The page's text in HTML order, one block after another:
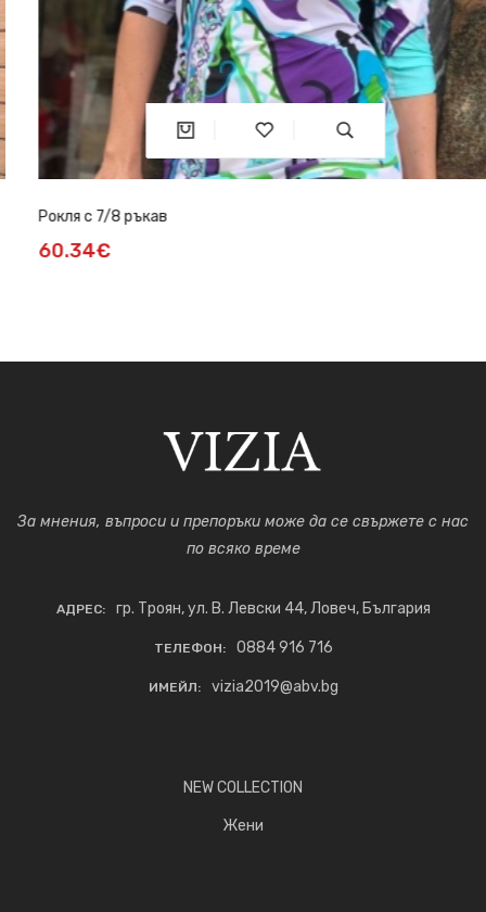
Рокля с 7/8 ръкав
60.34€
За мнения, въпроси и препоръки може да се свържете с нас
по всяко време
АДРЕС: гр. Троян, ул. В. Левски 44, Ловеч, България
ТЕЛЕФОН: 0884 916 716
ИМЕЙЛ: vizia2019@abv.bg
NEW COLLECTION
Жени